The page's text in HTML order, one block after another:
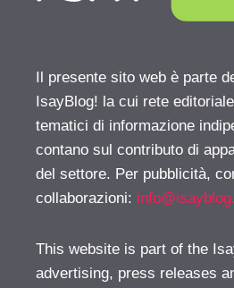
Il presente sito web è parte
IsayBlog! la cui rete
tematici di informazione
contano sul contributo di
del settore. Per pubblicità,
collaborazioni:
This website is part of the
advertising, press releases